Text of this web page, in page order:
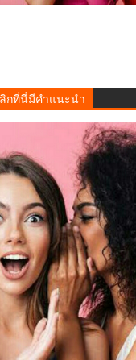
กที่นี่มีคำแนะนำ